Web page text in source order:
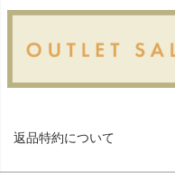
返品特約について